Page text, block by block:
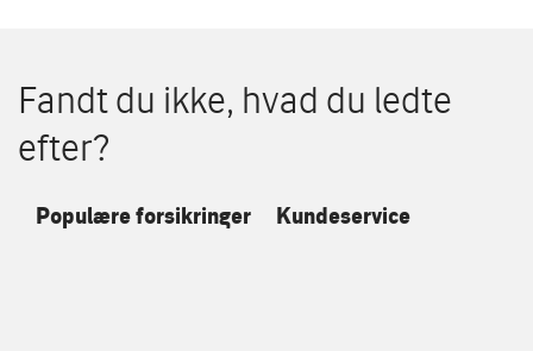
Fandt du ikke, hvad du ledte
efter?
Populære forsikringer Kundeservice